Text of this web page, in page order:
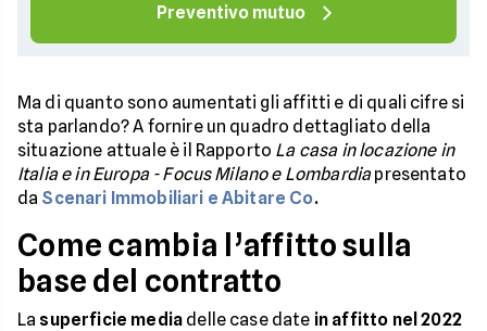
Preventivo mutuo
Ma di quanto sono aumentati gli affitti e di quali cifre si
sta parlando? A fornire un quadro dettagliato della
situazione attuale è il Rapporto La casa in locazione in
Italia e in Europa - Focus Milano e Lombardiapresentato
da Scenari Immobiliari e Abitare Co.
Come cambia l’affitto sulla
base del contratto
La superficie media delle case date in affitto nel 2022